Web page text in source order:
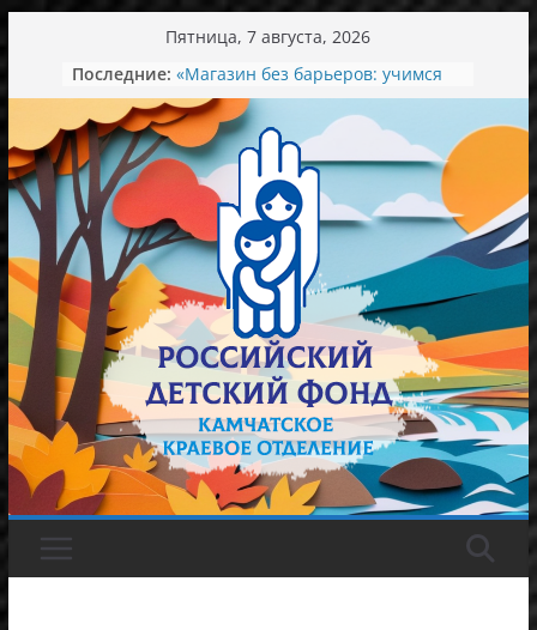
содержимому
Пятница, 7 августа, 2026
Последние: «Магазин без барьеров: учимся
понимать и договариваться»
День семьи, любви и верности
Экскурсия в мир красоты
Ароматный зеленый вкус лета.
Концерт в колледже искусств